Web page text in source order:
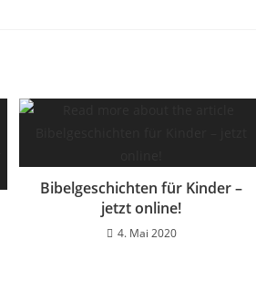
Bibelgeschichten für Kinder –
jetzt online!
4. Mai 2020